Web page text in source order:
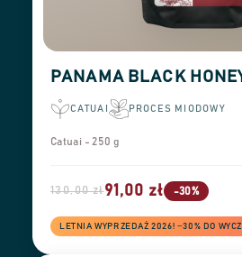
PANAMA BLACK
CATUAI PROCES MIODOWY
Catuai - 250 g
130,00 zł91,00 zł -30%
LETNIA WYPRZEDAŻ 2026! −30% DO